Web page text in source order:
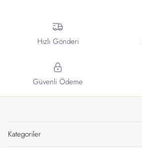
Hızlı Gönderi
Güvenli Ödeme
Kategoriler